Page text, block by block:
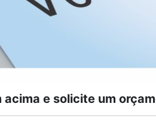
acima e solicite um